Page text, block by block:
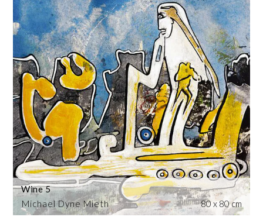
Michael Dyne Mieth
Wine 5
80 x 80 cm